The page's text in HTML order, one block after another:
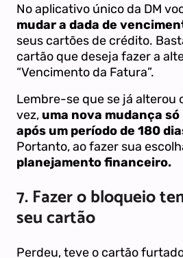
No aplicativo único da DM
mudar a dada de
seus cartões de crédito.
cartão que deseja fazer a
“Vencimento da Fatura”.
Lembre-se que se já alterou
vez, uma nova mudança
após um período de 180
Portanto, ao fazer sua
planejamento financeiro.
7. Fazer o bloqueio
seu cartão
Perdeu, teve o cartão